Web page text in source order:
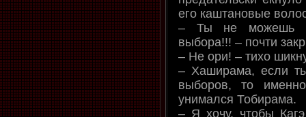
его каштановые
– Ты не можешь
выбора!!! – почти
– Не ори! – тихо
– Хаширама, если
выборов, то
унимался Тобирама.
– Я хочу, чтобы